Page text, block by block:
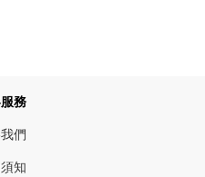
務
們
知